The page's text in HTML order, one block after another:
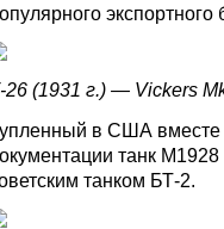
экспортного
26 (1931 г.) — Vickers
в США вместе
танк
танком БТ-2.